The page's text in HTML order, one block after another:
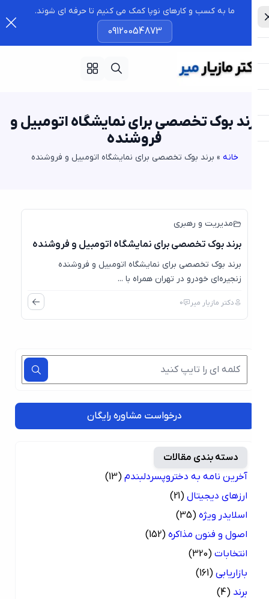
ما به کسب و کارهای نوپا کمک می کنیم تا حرفه ای شوند.
09120054873
بوک تخصصی برای نمایشگاه اتومبیل و
فروشنده
»برند بوک تخصصی برای نمایشگاه اتومبیل و فروشنده
مدیریت و رهبری
برند بوک تخصصی برای نمایشگاه اتومبیل و فروشنده
برند بوک تخصصی برای نمایشگاه اتومبیل و فروشنده
زنجیره‌ای خودرو در تهران همراه با ...
دکتر مازیار میر 0
درخواست مشاوره رایگان
دسته بندی مقالات
آخرین نامه به دختروپسردلبندم (13)
ارزهای دیجیتال (21)
اسلایدر ویژه (35)
اصول و فنون مذاکره (152)
انتخابات (320)
بازاریابی (161)
(4)